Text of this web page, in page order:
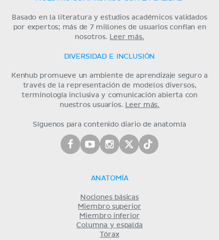
Basado en la literatura y estudios académicos validados
por expertos; más de 7 millones de usuarios confían en
nosotros. Leer más.
DIVERSIDAD E INCLUSIÓN
Kenhub promueve un ambiente de aprendizaje seguro a
través de la representación de modelos diversos,
terminología inclusiva y comunicación abierta con
nuestros usuarios. Leer más.
Síguenos para contenido diario de anatomía
ANATOMÍA
Nociones básicas
Miembro superior
Miembro inferior
Columna y espalda
Tórax